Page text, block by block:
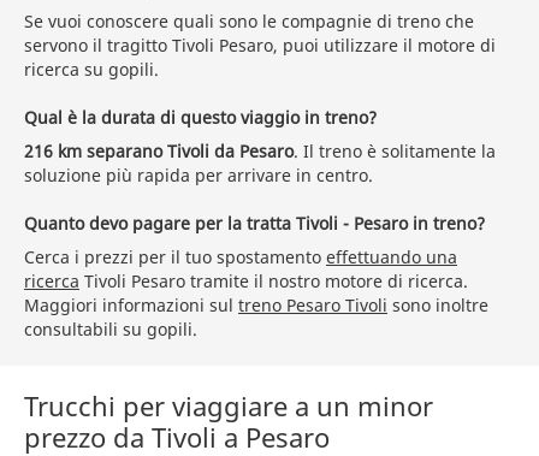
Se vuoi conoscere quali sono le compagnie di treno che
servono il tragitto Tivoli Pesaro, puoi utilizzare il motore di
ricerca su gopili.
Qual è la durata di questo viaggio in treno?
216 km separano Tivoli da Pesaro. Il treno è solitamente la
soluzione più rapida per arrivare in centro.
Quanto devo pagare per la tratta Tivoli - Pesaro in treno?
Cerca i prezzi per il tuo spostamento effettuando una
ricerca Tivoli Pesaro tramite il nostro motore di ricerca.
Maggiori informazioni sul treno Pesaro Tivoli sono inoltre
consultabili su gopili.
Trucchi per viaggiare a un minor
prezzo da Tivoli a Pesaro